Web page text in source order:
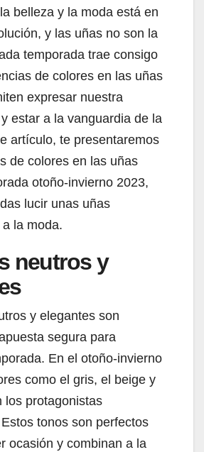
belleza y la moda está en
y las uñas no son la
temporada trae consigo
de colores en las uñas
expresar nuestra
estar a la vanguardia de la
artículo, te presentaremos
de colores en las uñas
otoño-invierno 2023,
lucir unas uñas
la moda.
neutros y
y elegantes son
segura para
En el otoño-invierno
como el gris, el beige y
los protagonistas
tonos son perfectos
ocasión y combinan a la